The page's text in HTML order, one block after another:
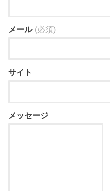
メール (必須)
サイト
メッセージ